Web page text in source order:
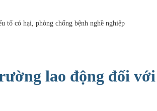
tố có hại, phòng chống bệnh nghề nghiệp
lao động đối